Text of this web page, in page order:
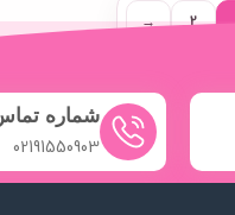
2
→
شماره
02191550903